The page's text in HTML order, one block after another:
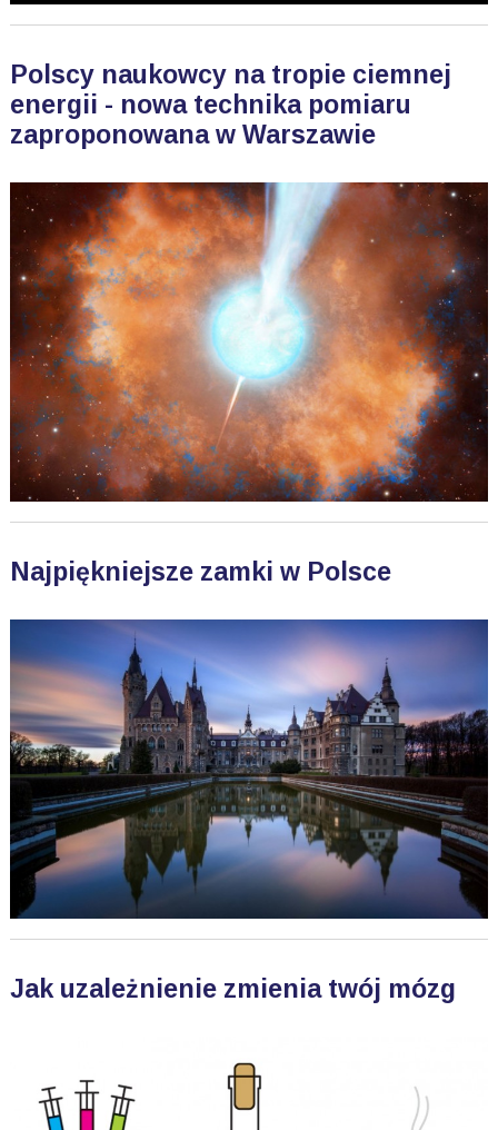
Polscy naukowcy na tropie ciemnej
energii - nowa technika pomiaru
zaproponowana w Warszawie
Najpiękniejsze zamki w Polsce
Jak uzależnienie zmienia twój mózg